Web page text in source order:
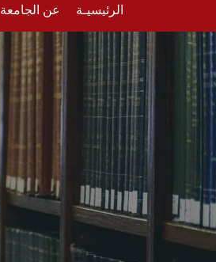
الرئيسيـة عن الجامعة